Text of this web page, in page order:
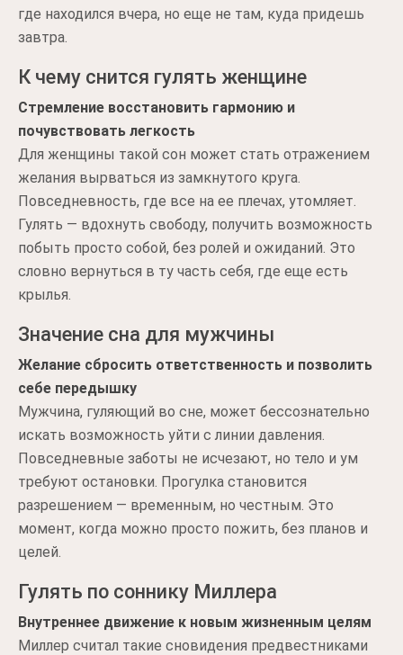
где находился вчера, но еще не там, куда придешь
завтра.
К чему снится гулять женщине
Стремление восстановить гармонию и
почувствовать легкость
Для женщины такой сон может стать отражением
желания вырваться из замкнутого круга.
Повседневность, где все на ее плечах, утомляет.
Гулять — вдохнуть свободу, получить возможность
побыть просто собой, без ролей и ожиданий. Это
словно вернуться в ту часть себя, где еще есть
крылья.
Значение сна для мужчины
Желание сбросить ответственность и позволить
себе передышку
Мужчина, гуляющий во сне, может бессознательно
искать возможность уйти с линии давления.
Повседневные заботы не исчезают, но тело и ум
требуют остановки. Прогулка становится
разрешением — временным, но честным. Это
момент, когда можно просто пожить, без планов и
целей.
Гулять по соннику Миллера
Внутреннее движение к новым жизненным целям
Миллер считал такие сновидения предвестниками